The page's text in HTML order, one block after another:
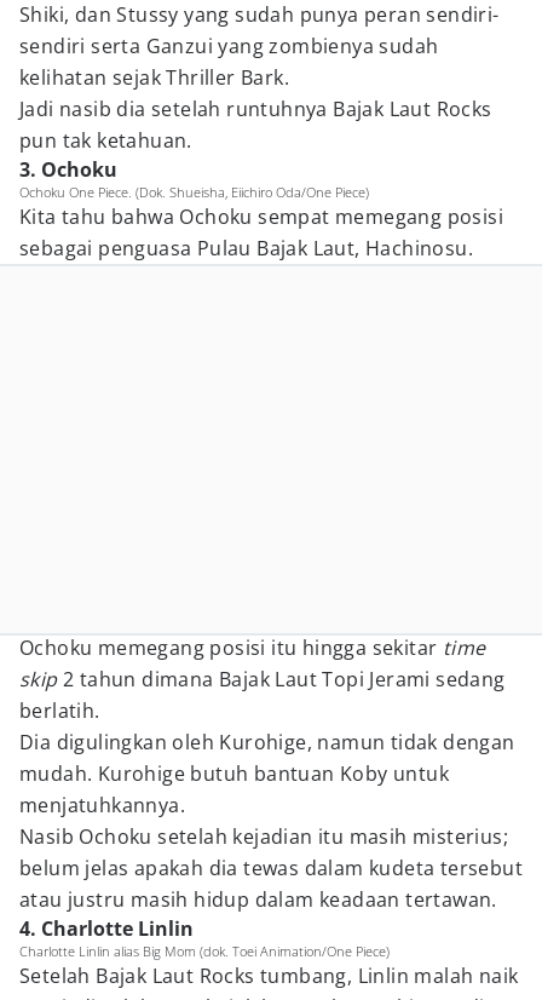
Shiki, dan Stussy yang sudah punya peran sendiri-
sendiri serta Ganzui yang zombienya sudah
kelihatan sejak Thriller Bark.
Jadi nasib dia setelah runtuhnya Bajak Laut Rocks
pun tak ketahuan.
3. Ochoku
Ochoku One Piece. (Dok. Shueisha, Eiichiro Oda/One Piece)
Kita tahu bahwa Ochoku sempat memegang posisi
sebagai penguasa Pulau Bajak Laut, Hachinosu.
Ochoku memegang posisi itu hingga sekitar time
skip2 tahun dimana Bajak Laut Topi Jerami sedang
berlatih.
Dia digulingkan oleh Kurohige, namun tidak dengan
mudah. Kurohige butuh bantuan Koby untuk
menjatuhkannya.
Nasib Ochoku setelah kejadian itu masih misterius;
belum jelas apakah dia tewas dalam kudeta tersebut
atau justru masih hidup dalam keadaan tertawan.
4. Charlotte Linlin
Charlotte Linlin alias Big Mom (dok. Toei Animation/One Piece)
Setelah Bajak Laut Rocks tumbang, Linlin malah naik